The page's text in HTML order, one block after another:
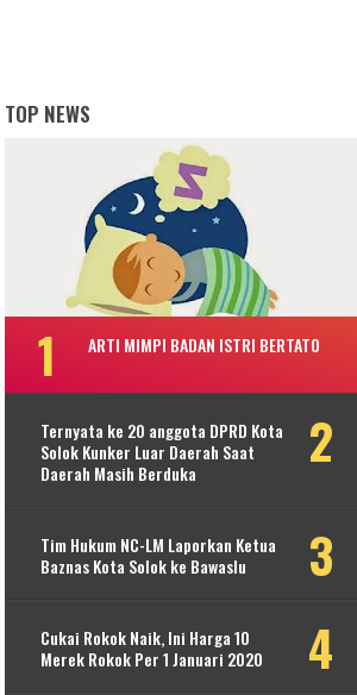
TOP NEWS
ARTI MIMPI BADAN ISTRI BERTATO
Ternyata ke 20 anggota DPRD Kota
Solok Kunker Luar Daerah Saat
Daerah Masih Berduka
Tim Hukum NC-LM Laporkan Ketua
Baznas Kota Solok ke Bawaslu
Cukai Rokok Naik, Ini Harga 10
Merek Rokok Per 1 Januari 2020